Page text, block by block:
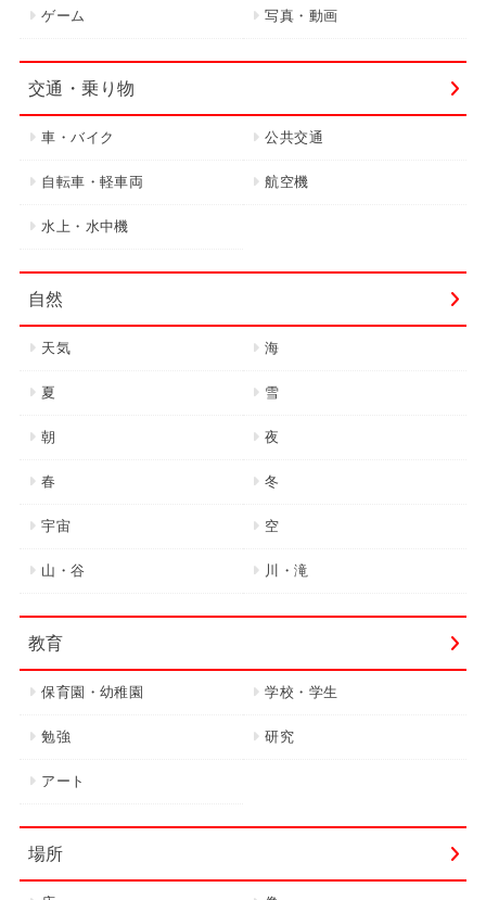
ゲーム 写真・動画
交通・乗り物
車・バイク 公共交通
自転車・軽車両 航空機
水上・水中機
自然
天気 海
夏 雪
朝 夜
春 冬
宇宙 空
山・谷 川・滝
教育
保育園・幼稚園 学校・学生
勉強 研究
アート
場所